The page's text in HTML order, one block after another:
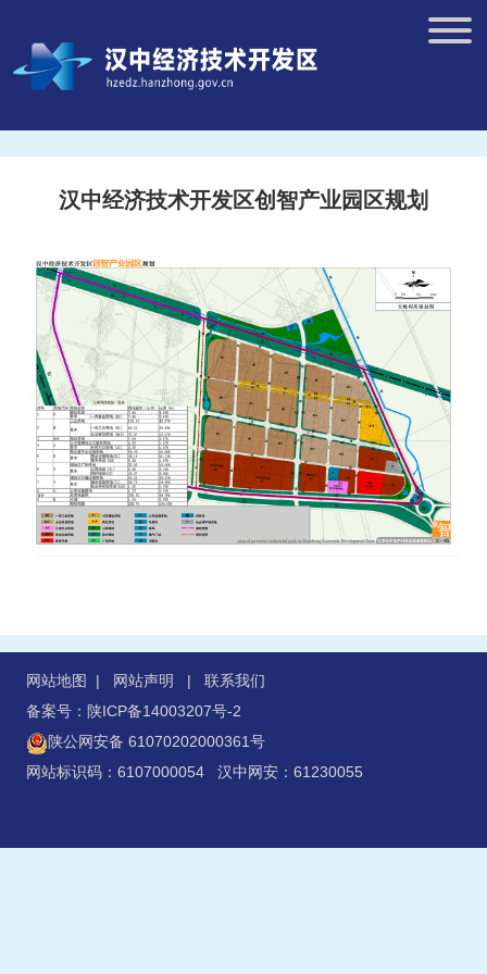
汉中经济技术开发区创智产业园区规划
网站地图 | 网站声明 | 联系我们
备案号：陕ICP备14003207号-2
陕公网安备 61070202000361号
网站标识码：6107000054 汉中网安：61230055